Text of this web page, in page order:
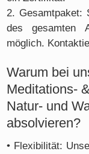
2. Gesamtpaket:
des gesamten
möglich.
Warum bei
Meditations-
Natur- und
absolvieren?
• Flexibilität: